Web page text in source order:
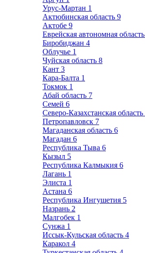
Урус-Мартан 1
Актюбинская область 9
Актобе 9
Еврейская автономная область
Биробиджан 4
Облучье 1
Чуйская область 8
Кант 3
Кара-Балта 1
Токмок 1
Абай область 7
Семей 6
Северо-Казахстанская область
Петропавловск 7
Магаданская область 6
Магадан 6
Республика Тыва 6
Кызыл 5
Республика Калмыкия 6
Лагань 1
Элиста 1
Астана 6
Республика Ингушетия 5
Назрань 2
Малгобек 1
Сунжа 1
Иссык-Кульская область 4
Каракол 4